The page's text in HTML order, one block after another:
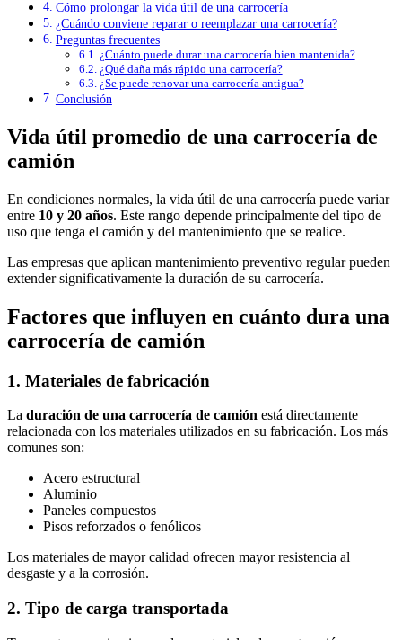
Cómo prolongar la vida útil de una carrocería
¿Cuándo conviene reparar o reemplazar una carrocería?
Preguntas frecuentes
¿Cuánto puede durar una carrocería bien mantenida?
¿Qué daña más rápido una carrocería?
¿Se puede renovar una carrocería antigua?
Conclusión
Vida útil promedio de una carrocería de
camión
En condiciones normales, la vida útil de una carrocería puede variar
entre 10 y 20 años. Este rango depende principalmente del tipo de
uso que tenga el camión y del mantenimiento que se realice.
Las empresas que aplican mantenimiento preventivo regular pueden
extender significativamente la duración de su carrocería.
Factores que influyen en cuánto dura una
carrocería de camión
1. Materiales de fabricación
La duración de una carrocería de camión está directamente
relacionada con los materiales utilizados en su fabricación. Los más
comunes son:
Acero estructural
Aluminio
Paneles compuestos
Pisos reforzados o fenólicos
Los materiales de mayor calidad ofrecen mayor resistencia al
desgaste y a la corrosión.
2. Tipo de carga transportada